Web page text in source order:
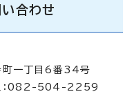
合わせ
一丁目6番34号
：082-504-2259